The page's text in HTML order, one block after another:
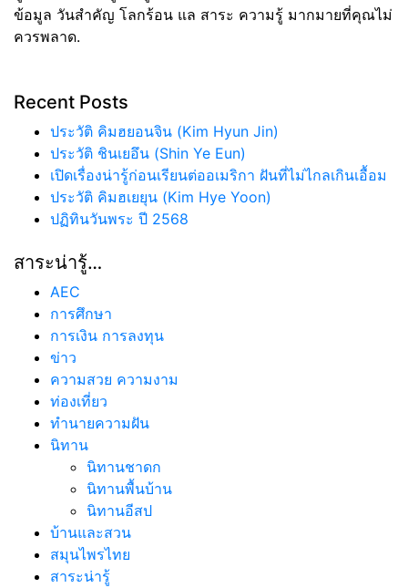
ข้อมูล วันสำคัญ โลกร้อน แล สาระ ความรู้ มากมายที่คุณไม่
ควรพลาด.
Recent Posts
ประวัติ คิมฮยอนจิน (Kim Hyun Jin)
ประวัติ ชินเยอึน (Shin Ye Eun)
เปิดเรื่องน่ารู้ก่อนเรียนต่ออเมริกา ฝันที่ไม่ไกลเกินเอื้อม
ประวัติ คิมฮเยยุน (Kim Hye Yoon)
ปฏิทินวันพระ ปี 2568
สาระน่ารู้…
AEC
การศึกษา
การเงิน การลงทุน
ข่าว
ความสวย ความงาม
ท่องเที่ยว
ทํานายความฝัน
นิทาน
นิทานชาดก
นิทานพื้นบ้าน
นิทานอีสป
บ้านและสวน
สมุนไพรไทย
สาระน่ารู้